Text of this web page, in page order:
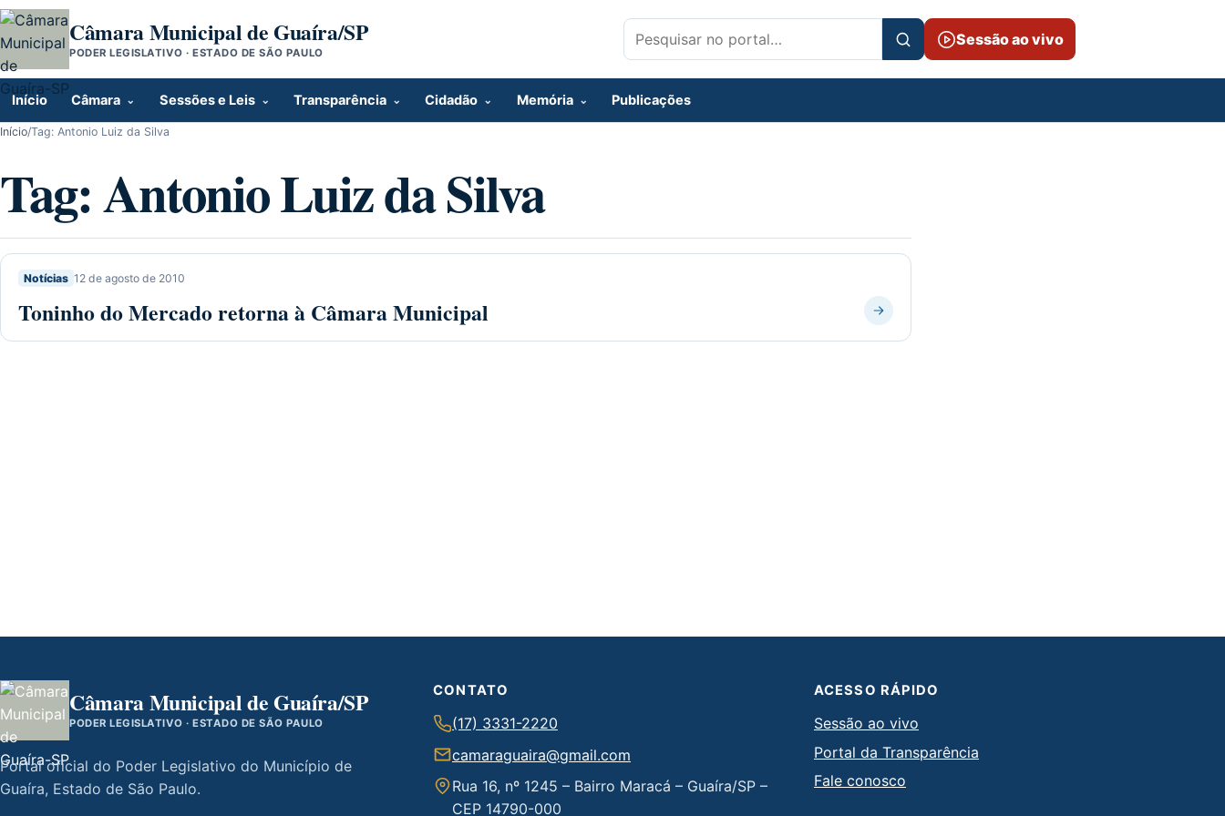
Pular para o conteúdo
Câmara Municipal de Guaíra/SP
PODER LEGISLATIVO · ESTADO DE SÃO PAULO
Pesquisar por:
Sessão ao vivo
Início Câmara Sessões e Leis Transparência Cidadão Memória Publicações
Início/Tag: Antonio Luiz da Silva
Tag:Antonio Luiz da Silva
Notícias 12 de agosto de 2010
Toninho do Mercado retorna à Câmara Municipal
Câmara Municipal de Guaíra/SP
PODER LEGISLATIVO · ESTADO DE SÃO PAULO
Portal oficial do Poder Legislativo do Município de
Guaíra, Estado de São Paulo.
CONTATO
(17) 3331-2220
camaraguaira@gmail.com
Rua 16, nº 1245 – Bairro Maracá – Guaíra/SP –
CEP 14790-000
ACESSO RÁPIDO
Sessão ao vivo
Portal da Transparência
Fale conosco